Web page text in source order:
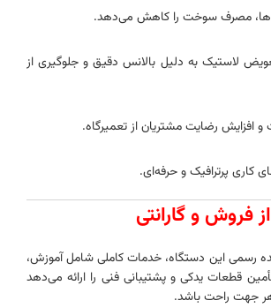
مصرف سوخت را کاهش می‌دهد.
لاستیک به دلیل بالانس دقیق و جلوگیری از
افزایش رضایت مشتریان از تعمیرگاه.
کاری پرترافیک و حرفه‌ای.
و گارانتی
رسمی این دستگاه، خدمات کاملی شامل آموزش،
قطعات یدکی و پشتیبانی فنی را ارائه می‌دهد
هر جهت راحت باشد.